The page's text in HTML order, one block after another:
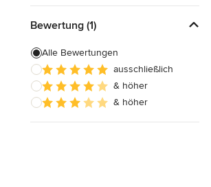
Bewertung (1)
Alle Bewertungen
ausschließlich
& höher
& höher